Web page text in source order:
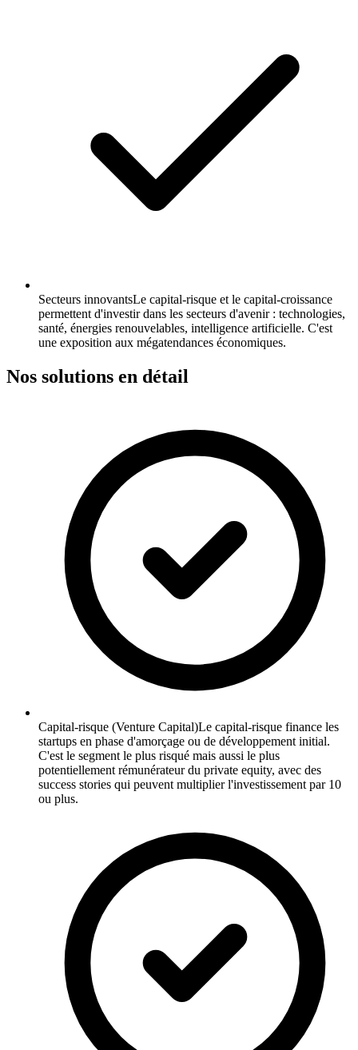
Secteurs innovantsLe capital-risque et le capital-croissance
permettent d'investir dans les secteurs d'avenir : technologies,
santé, énergies renouvelables, intelligence artificielle. C'est
une exposition aux mégatendances économiques.
Nos solutions en détail
Capital-risque (Venture Capital)Le capital-risque finance les
startups en phase d'amorçage ou de développement initial.
C'est le segment le plus risqué mais aussi le plus
potentiellement rémunérateur du private equity, avec des
success stories qui peuvent multiplier l'investissement par 10
ou plus.